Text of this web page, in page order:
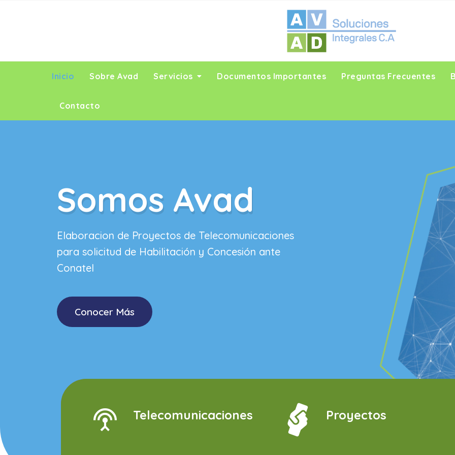
Inicio Sobre Avad Servicios Documentos Importantes Preguntas Frecuentes
Contacto
Somos Avad
Elaboracion de Proyectos de Telecomunicaciones
para solicitud de Habilitación y Concesión ante
Conatel
Conocer Más
Telecomunicaciones Proyectos